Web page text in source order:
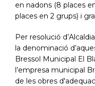
en nadons (8 places
places en 2 grups) i
Per resolució
la denominació
Bressol Municipal El
l’empresa municipal
de les obres